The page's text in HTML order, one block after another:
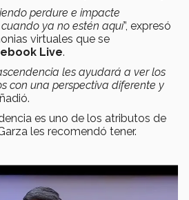
perdure e impacte
ya no estén aquí”, expresó
virtuales que se
Live.
les ayudará a ver los
con una perspectiva diferente y
es uno de los atributos de
les recomendó tener.